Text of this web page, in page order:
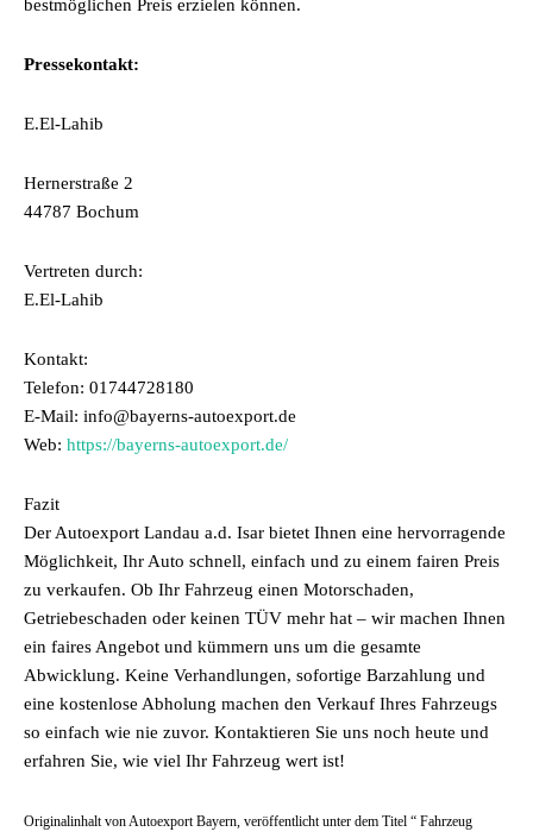
bestmöglichen Preis erzielen können.
Pressekontakt:
E.El-Lahib
Hernerstraße 2
44787 Bochum
Vertreten durch:
E.El-Lahib
Kontakt:
Telefon: 01744728180
E-Mail: info@bayerns-autoexport.de
Web: https://bayerns-autoexport.de/
Fazit
Der Autoexport Landau a.d. Isar bietet Ihnen eine hervorragende
Möglichkeit, Ihr Auto schnell, einfach und zu einem fairen Preis
zu verkaufen. Ob Ihr Fahrzeug einen Motorschaden,
Getriebeschaden oder keinen TÜV mehr hat – wir machen Ihnen
ein faires Angebot und kümmern uns um die gesamte
Abwicklung. Keine Verhandlungen, sofortige Barzahlung und
eine kostenlose Abholung machen den Verkauf Ihres Fahrzeugs
so einfach wie nie zuvor. Kontaktieren Sie uns noch heute und
erfahren Sie, wie viel Ihr Fahrzeug wert ist!
Originalinhalt von Autoexport Bayern, veröffentlicht unter dem Titel “ Fahrzeug